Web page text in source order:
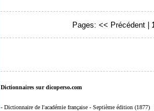
Pages: << Précédent|
Dictionnaires sur dicoperso.com
- Dictionnaire de l'académie française - Septième édition (1877)